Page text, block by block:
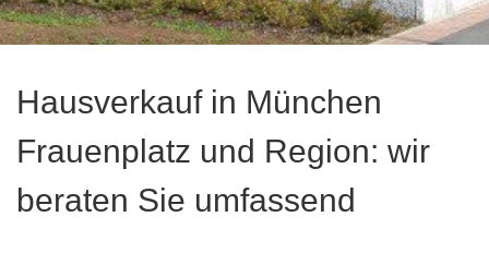
Hausverkauf in München
Frauenplatz und Region: wir
beraten Sie umfassend